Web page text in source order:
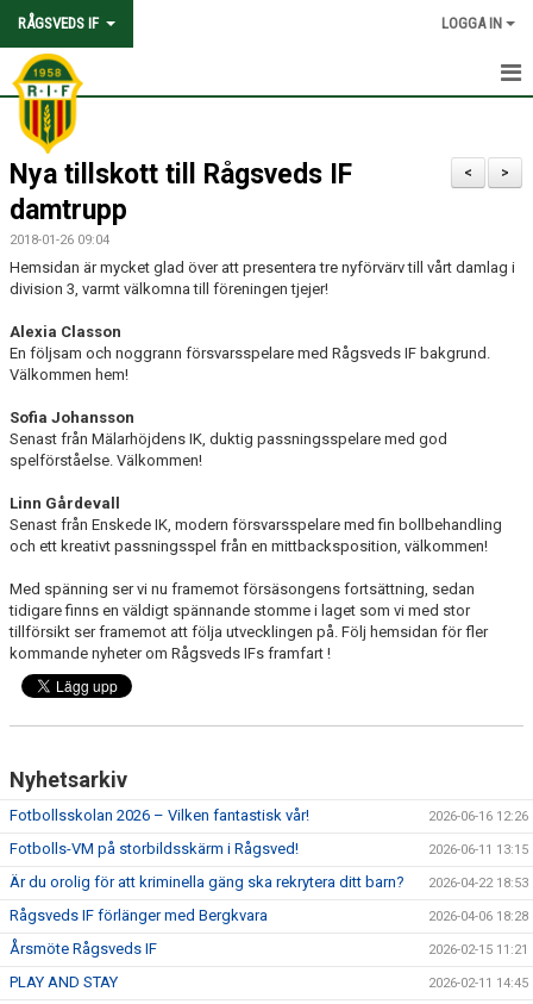
RÅGSVEDS IF LOGGA IN
HEM
KONTAKT
OM FÖRENINGEN
AVGIFTER
TRYGGHET OCH VÄRDEGRUND
KNATTEFOTBOLLSSKOLA
PARTNERSKAP & SPONSRING
SOCIAL HÅLLBARHET
TRÄNINGSKLÄDER
RÅGSVEDS IF I MEDIA
FONDER
>
<
Nya tillskott till Rågsveds IF
damtrupp
2018-01-26 09:04
Hemsidan är mycket glad över att presentera tre nyförvärv till vårt damlag i
division 3, varmt välkomna till föreningen tjejer!
Alexia Classon
En följsam och noggrann försvarsspelare med Rågsveds IF bakgrund.
Välkommen hem!
Sofia Johansson
Senast från Mälarhöjdens IK, duktig passningsspelare med god
spelförståelse. Välkommen!
Linn Gårdevall
Senast från Enskede IK, modern försvarsspelare med fin bollbehandling
och ett kreativt passningsspel från en mittbacksposition, välkommen!
Med spänning ser vi nu framemot försäsongens fortsättning, sedan
tidigare finns en väldigt spännande stomme i laget som vi med stor
tillförsikt ser framemot att följa utvecklingen på. Följ hemsidan för fler
kommande nyheter om Rågsveds IFs framfart !
Nyhetsarkiv
Fotbollsskolan 2026 – Vilken fantastisk vår! 2026-06-16 12:26
Fotbolls-VM på storbildsskärm i Rågsved! 2026-06-11 13:15
Är du orolig för att kriminella gäng ska rekrytera ditt barn? 2026-04-22 18:53
Rågsveds IF förlänger med Bergkvara 2026-04-06 18:28
Årsmöte Rågsveds IF 2026-02-15 11:21
PLAY AND STAY 2026-02-11 14:45